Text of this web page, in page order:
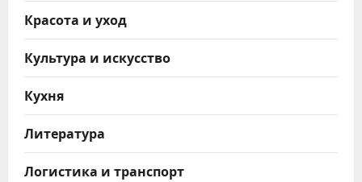
Красота и уход
Культура и искусство
Кухня
Литература
Логистика и транспорт